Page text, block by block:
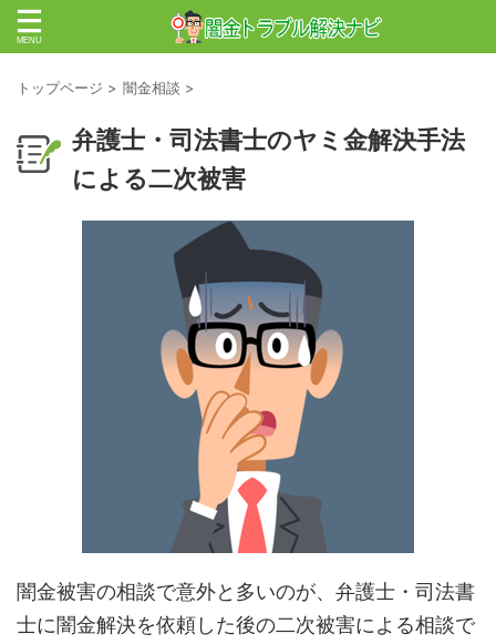
トップページ > 闇金相談 >
弁護士・司法書士のヤミ金解決手法
による二次被害
闇金被害の相談で意外と多いのが、弁護士・司法書
士に闇金解決を依頼した後の二次被害による相談で